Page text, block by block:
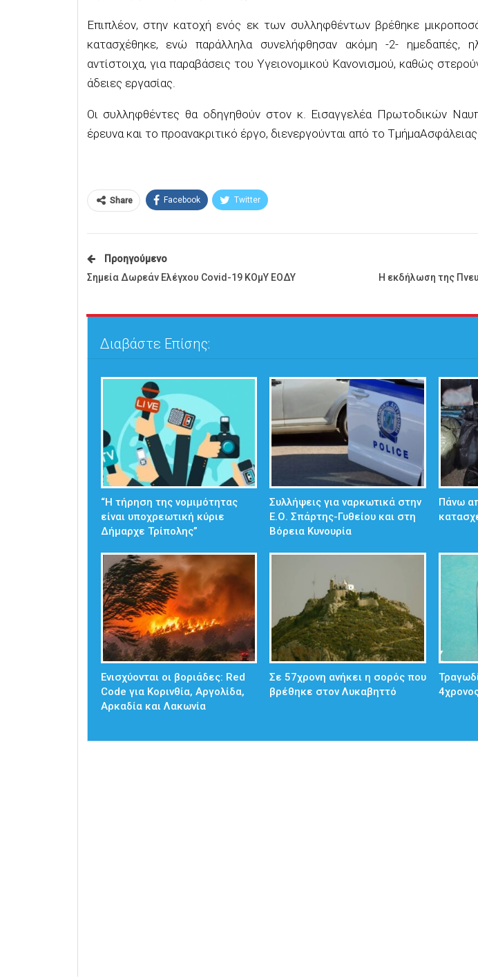
Επιπλέον, στην κατοχή ενός εκ των συλληφθέντων βρέθηκε
κατασχέθηκε, ενώ παράλληλα συνελήφθησαν ακόμη -2- ημεδαπές,
αντίστοιχα, για παραβάσεις του Υγειονομικού Κανονισμού, καθώς
άδειες εργασίας
Οι συλληφθέντες θα οδηγηθούν στον κ. Εισαγγελέα Πρωτοδικών
έρευνα και το προανακριτικό έργο, διενεργούνται από το Τμήμα
Share Facebook Twitter
Προηγούμενο
Σημεία Δωρεάν Ελέγxου Covid-19 ΚΟμΥ ΕΟΔΥ
Η εκδήλωση της
Διαβάστε Επίσης:
“Η τήρηση της νομιμότητας
είναι υποχρεωτική κύριε
Δήμαρχε Τρίπολης”
Συλλήψεις για ναρκωτικά στην
Ε.Ο. Σπάρτης-Γυθείου και στη
Βόρεια Κυνουρία
Πάνω
Ενισχύονται οι βοριάδες: Red
Code για Κορινθία, Αργολίδα,
Αρκαδία και Λακωνία
Σε 57χρονη ανήκει η σορός που
βρέθηκε στον Λυκαβηττό